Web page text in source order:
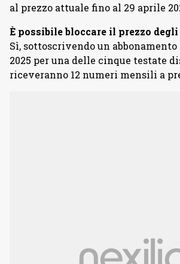
al prezzo attuale fino al 29 aprile
È possibile bloccare il prezzo
Sì, sottoscrivendo un
2025 per una delle cinque testate
riceveranno 12 numeri mensili a